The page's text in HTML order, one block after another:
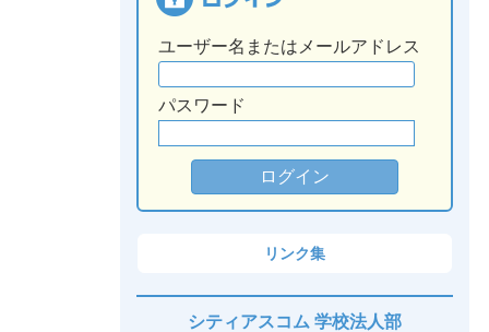
ユーザー名またはメールアドレス
パスワード
リンク集
シティアスコム 学校法人部